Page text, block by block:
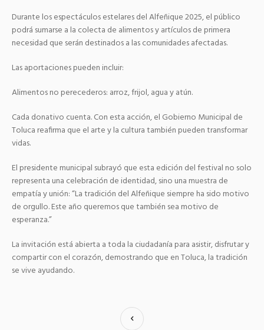
Durante los espectáculos estelares del Alfeñique 2025, el público
podrá sumarse a la colecta de alimentos y artículos de primera
necesidad que serán destinados a las comunidades afectadas.
Las aportaciones pueden incluir:
Alimentos no perecederos: arroz, frijol, agua y atún.
Cada donativo cuenta. Con esta acción, el Gobierno Municipal de
Toluca reafirma que el arte y la cultura también pueden transformar
vidas.
El presidente municipal subrayó que esta edición del festival no solo
representa una celebración de identidad, sino una muestra de
empatía y unión: “La tradición del Alfeñique siempre ha sido motivo
de orgullo. Este año queremos que también sea motivo de
esperanza.”
La invitación está abierta a toda la ciudadanía para asistir, disfrutar y
compartir con el corazón, demostrando que en Toluca, la tradición
se vive ayudando.